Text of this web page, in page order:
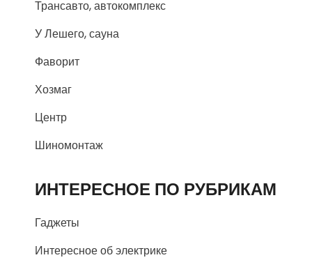
Трансавто, автокомплекс
У Лешего, сауна
Фаворит
Хозмаг
Центр
Шиномонтаж
ИНТЕРЕСНОЕ ПО РУБРИКАМ
Гаджеты
Интересное об электрике